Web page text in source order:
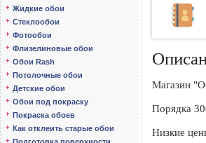
Жидкие обои
Стеклообои
Фотообои
Флизелиновые обои
Обои Rash
Потолочные обои
Детские обои
Обои под покраску
Покраска обоев
Как отклеить старые обои
Магазин
Порядка
Низкие